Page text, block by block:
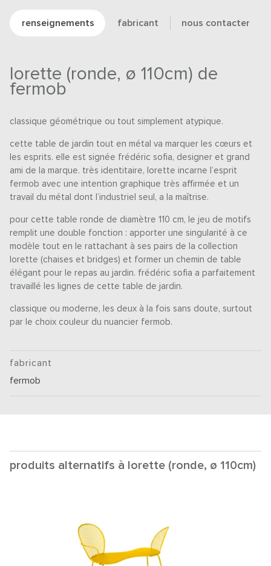
renseignements fabricant nous contacter
lorette (ronde, ø 110cm) de
fermob
classique géométrique ou tout simplement atypique.
cette table de jardin tout en métal va marquer les cœurs et
les esprits. elle est signée frédéric sofia, designer et grand
ami de la marque. très identitaire, lorette incarne l’esprit
fermob avec une intention graphique très affirmée et un
travail du métal dont l’industriel seul, a la maîtrise.
pour cette table ronde de diamètre 110 cm, le jeu de motifs
remplit une double fonction : apporter une singularité à ce
modèle tout en le rattachant à ses pairs de la collection
lorette (chaises et bridges) et former un chemin de table
élégant pour le repas au jardin. frédéric sofia a parfaitement
travaillé les lignes de cette table de jardin.
classique ou moderne, les deux à la fois sans doute, surtout
par le choix couleur du nuancier fermob.
fabricant
fermob
produits alternatifs à lorette (ronde, ø 110cm)